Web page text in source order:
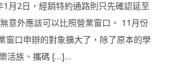
1月2日，經銷特約通路則只先確認延至
意外應該可以比照營業窗口。 11月份
窗口申辦的對象擴大了，除了原本的學
活族、攜碼 […]…